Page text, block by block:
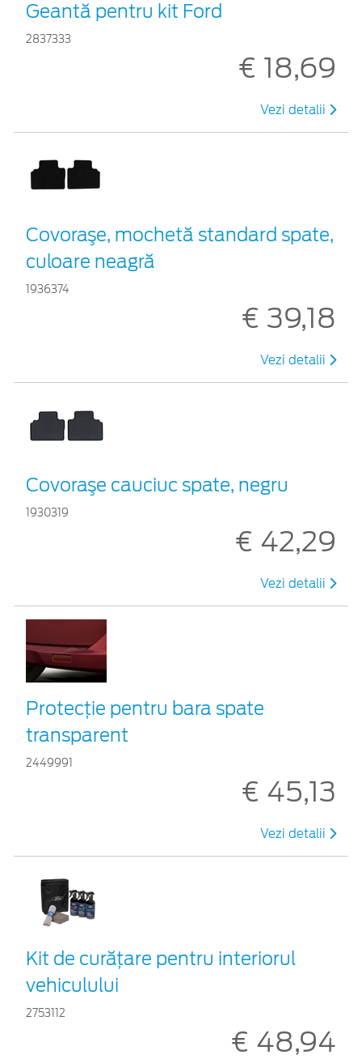
Geantă pentru kit Ford
2837333
€ 18,69
Vezi detalii
Covoraşe, mochetă standard spate,
culoare neagră
1936374
€ 39,18
Vezi detalii
Covoraşe cauciuc spate, negru
1930319
€ 42,29
Vezi detalii
Protecţie pentru bara spate
transparent
2449991
€ 45,13
Vezi detalii
Kit de curățare pentru interiorul
vehiculului
2753112
€ 48,94